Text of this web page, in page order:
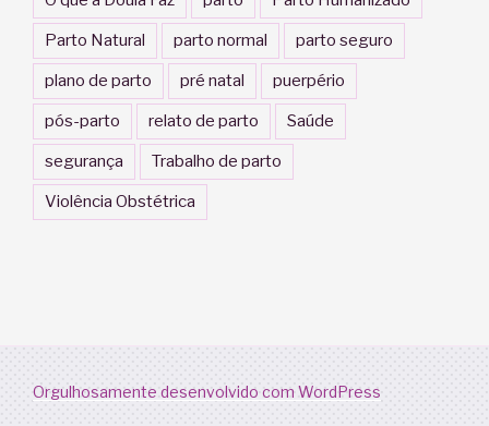
Parto Natural parto normal parto seguro
plano de parto pré natal puerpério
pós-parto relato de parto Saúde
segurança Trabalho de parto
Violência Obstétrica
Orgulhosamente desenvolvido com WordPress